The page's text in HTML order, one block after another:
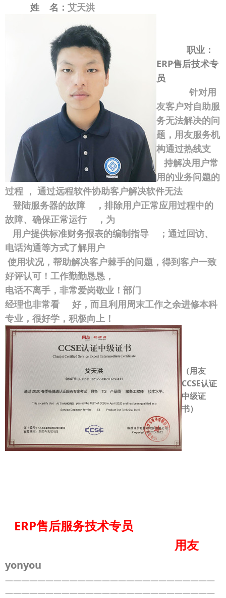
姓 名： 艾天洪
职业：
ERP售后技术专
员
针对用
友客户对自助服
务无法解决的问
题，用友服务机
构通过热线支
持解决用户常
用的业务问题的
过程 ， 通过远程软件协助客户解决软件无法
登陆服务器的故障 ，排除用户正常应用过程中的
故障、确保正常运行 ， 为
用户提供标准财务报表的编制指导 ；通过回访、
电话沟通等方式了解用户
使用状况，帮助解决客户棘手的问题，得到客户一致
好评认可！工作勤勤恳恳，
电话不离手，非常爱岗敬业！部门
经理也非常看 好，而且利用周末工作之余进修本科
专业，很好学，积极向上！
（用友
CCSE认证
中级证
书）
ERP售后服务技术专员
用友
yonyou
——————————————————————————
——————————————————————————